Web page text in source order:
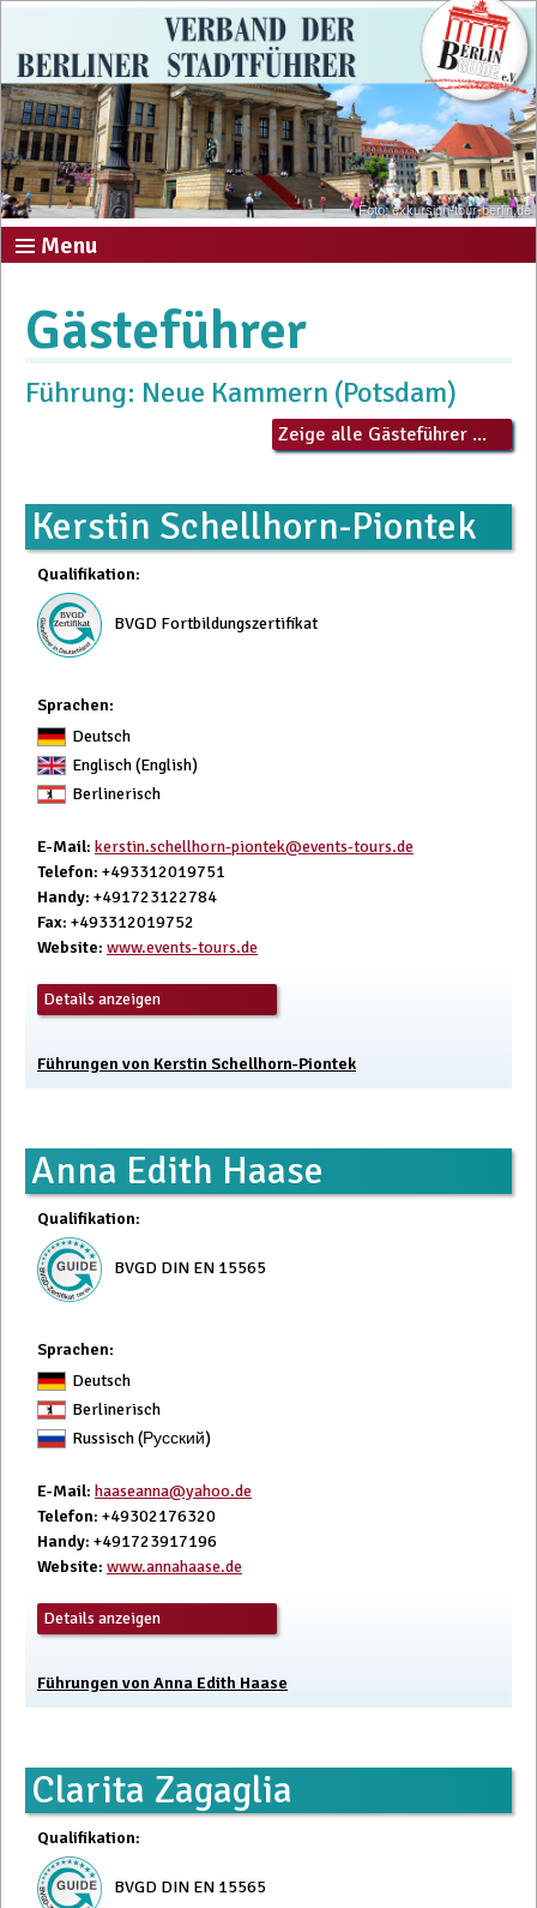
Foto: exkursion-tour-berlin.de
Menu
Gästeführer
Führung: Neue Kammern (Potsdam)
Zeige alle Gästeführer ...
Kerstin Schellhorn-Piontek
Qualifikation:
BVGD Fortbildungszertifikat
Sprachen:
Deutsch
Englisch (English)
Berlinerisch
E-Mail: kerstin.schellhorn-piontek@events-tours.de
Telefon: +493312019751
Handy: +491723122784
Fax: +493312019752
Website: www.events-tours.de
Details anzeigen
Führungen von Kerstin Schellhorn-Piontek
Anna Edith Haase
Qualifikation:
BVGD DIN EN 15565
Sprachen:
Deutsch
Berlinerisch
Russisch (Русский)
E-Mail: haaseanna@yahoo.de
Telefon: +49302176320
Handy: +491723917196
Website: www.annahaase.de
Details anzeigen
Führungen von Anna Edith Haase
Clarita Zagaglia
Qualifikation:
BVGD DIN EN 15565